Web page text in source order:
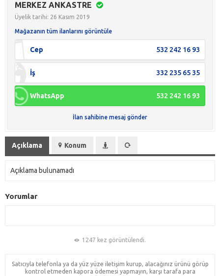
MERKEZ ANKASTRE
Üyelik tarihi: 26 Kasım 2019
Mağazanın tüm ilanlarını görüntüle
Cep 532 242 16 93
İş 332 235 65 35
WhatsApp 532 242 16 93
İlan sahibine mesaj gönder
Açıklama Konum
Açıklama bulunamadı
Yorumlar
1247 kez görüntülendi.
Satıcıyla telefonla ya da yüz yüze iletişim kurup, alacağınız ürünü görüp
kontrol etmeden kapora ödemesi yapmayın, karşı tarafa para